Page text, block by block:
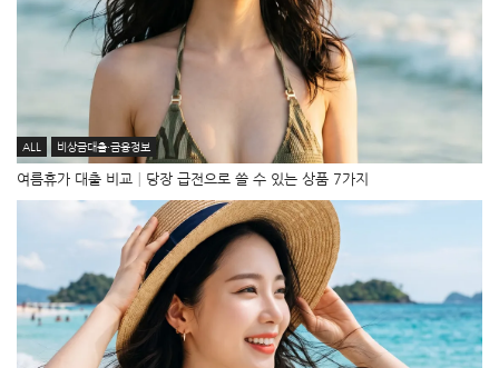
ALL 비상금대출·금융정보
여름휴가 대출 비교│당장 급전으로 쓸 수 있는 상품 7가지